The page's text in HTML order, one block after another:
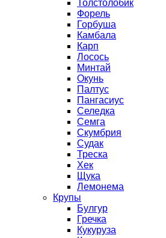
Толстолобик
Форель
Горбуша
Камбала
Карп
Лосось
Минтай
Окунь
Палтус
Пангасиус
Селедка
Семга
Скумбрия
Судак
Треска
Хек
Щука
Лемонема
Крупы
Булгур
Гречка
Кукуруза